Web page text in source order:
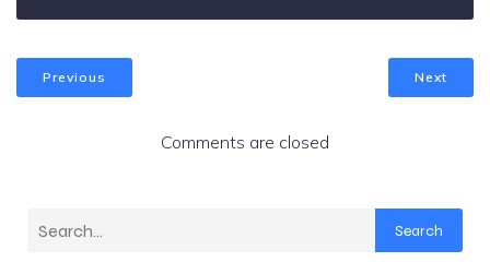
Previous Next
Comments are closed
Search